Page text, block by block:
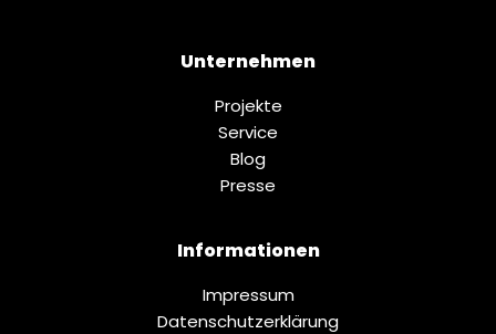
Unternehmen
Projekte
Service
Blog
Presse
Informationen
Impressum
Datenschutz­erklärung